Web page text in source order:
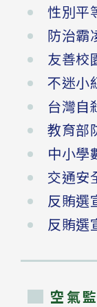
性別平
防治霸
友善校
不迷小
台灣自
教育部
中小學
交通安
反賄選
反賄選
空氣